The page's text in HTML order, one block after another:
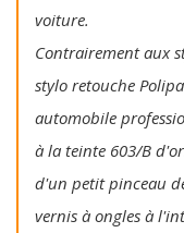
voiture.
Contrairement aux
stylo retouche
automobile
à la teinte 603/B
d'un petit pinceau
vernis à ongles à